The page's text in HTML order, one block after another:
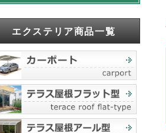
エクステリア商品一覧